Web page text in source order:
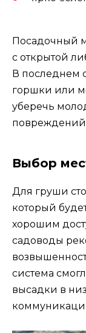
Посадочный
с открытой
В последнем
горшки или
уберечь
Выбор
Для груши
который
хорошим
садоводы
система
высадки в